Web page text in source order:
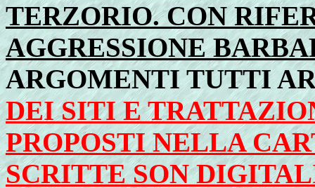
TERZORIO. CON
AGGRESSIONE
ARGOMENTI TUTTI
DEI SITI E
PROPOSTI NELLA
SCRITTE SON